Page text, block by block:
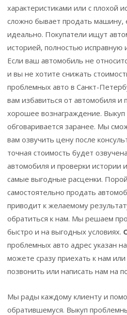
характеристиками или с плохой
сложно бывает продать машину,
идеально. Покупатели ищут
историей, полностью исправную
Если ваш автомобиль не
и вы не хотите снижать
проблемных авто в Санкт-
вам избавиться от автомобиля и
хорошее вознаграждение.
обговаривается заранее. Мы
вам озвучить цену после
точная стоимость будет
автомобиля и проверки истории
самые выгодные расценки.
самостоятельно продать
приводит к желаемому
обратиться к нам. Мы решаем
быстро и на выгодных условиях.
проблемных авто адрес указан
можете сразу приехать к нам
позвонить или написать нам на
Мы рады каждому клиенту и
обратившемуся. Выкуп